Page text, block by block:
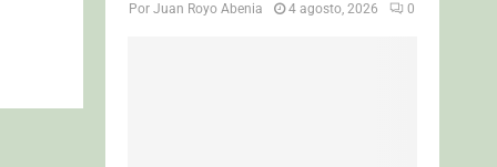
PorJuan Royo Abenia 4 agosto, 2026 0